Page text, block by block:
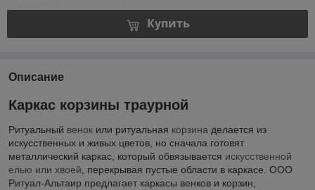
Купить
Описание
Каркас корзины траурной
Ритуальный венок или ритуальная корзина делается из
искусственных и живых цветов, но сначала готовят
металлический каркас, который обвязывается искусственной
елью или хвоей, перекрывая пустые области в каркасе. ООО
Ритуал-Альтаир предлагает каркасы венков и корзин,